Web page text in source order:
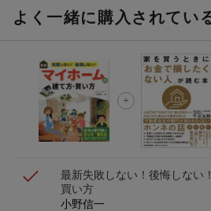
ト山分け
エントリー＆3,000円以上購入で無
ラン）が当たる！
楽天モバイル紹介キャンペーンの拡
進呈
よく一緒に購入されてい
最新失敗しない！後悔しない
買い方
小野信一